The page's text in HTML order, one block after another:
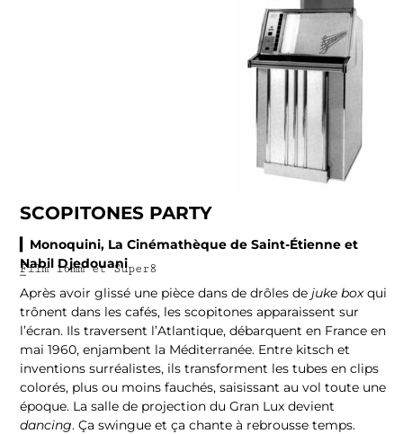
SCOPITONES PARTY
▎Monoquini, La Cinémathèque de Saint-Étienne et
Nabil Djedouani
Film 16mm et Super8
–
Après avoir glissé une pièce dans de drôles dejuke boxqui
trônent dans les cafés, les scopitones apparaissent sur
l’écran. Ils traversent l’Atlantique, débarquent en France en
mai 1960, enjambent la Méditerranée. Entre kitsch et
inventions surréalistes, ils transforment les tubes en clips
colorés, plus ou moins fauchés, saisissant au vol toute une
époque. La salle de projection du Gran Lux devient
dancing. Ça swingue et ça chante à rebrousse temps.